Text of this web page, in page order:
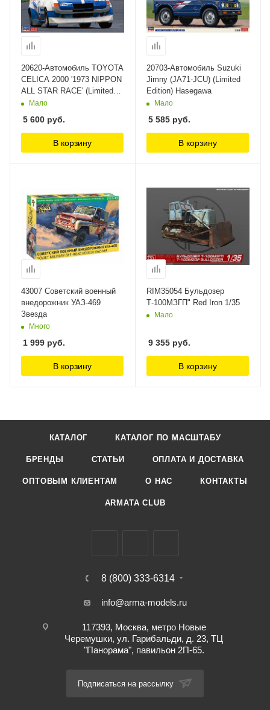
20620-Автомобиль TOYOTA
CELICA 2000 '1973 NIPPON
ALL STAR RACE' (Limited
Edition) Hasegawa
Мало
5 600 руб.
В корзину
20703-Автомобиль Suzuki
Jimny (JA71-JCU) (Limited
Edition) Hasegawa
Мало
5 585 руб.
В корзину
43007 Советский военный
внедорожник УАЗ-469
Звезда
Много
1 999 руб.
В корзину
RIM35054 Бульдозер
Т-100МЗГП" Red Iron 1/35
Мало
9 355 руб.
В корзину
КАТАЛОГ КАТАЛОГ ПО МАСШТАБУ
БРЕНДЫ СТАТЬИ ОПЛАТА И ДОСТАВКА
ОПТОВЫМ КЛИЕНТАМ О НАС КОНТАКТЫ
ARMATA CLUB
8 (800) 333-6314
info@arma-models.ru
117393, Москва, метро Новые
Черемушки, ул. Гарибальди, д. 23, ТЦ
"Панорама", павильон 2П-65.
Подписаться на рассылку